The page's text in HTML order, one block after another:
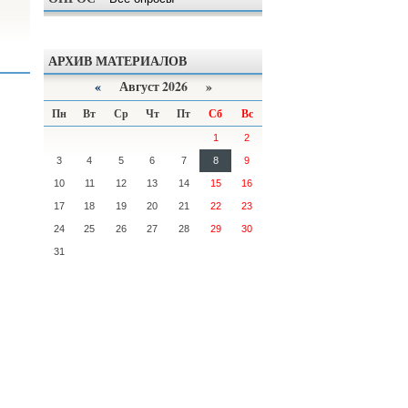
АРХИВ МАТЕРИАЛОВ
«Август 2026 »
Пн Вт Ср Чт Пт Сб Вс
1 2
3 4 5 6 7 8 9
10 11 12 13 14 15 16
17 18 19 20 21 22 23
24 25 26 27 28 29 30
31